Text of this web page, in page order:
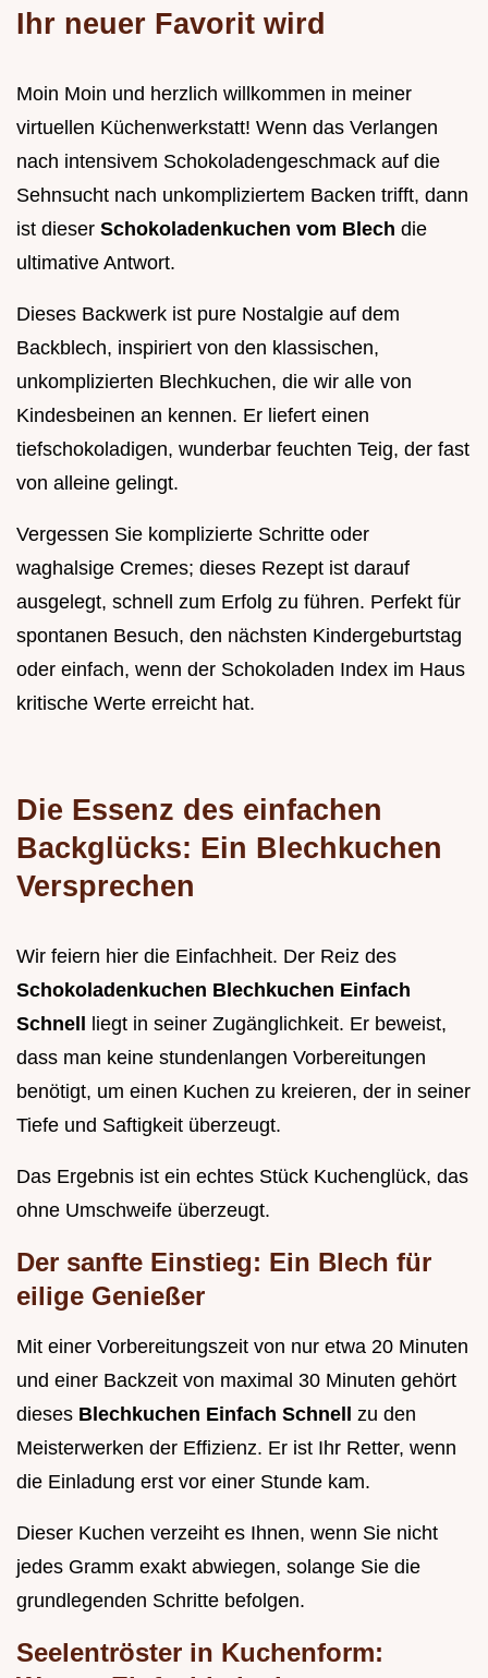
Ihr neuer Favorit wird
Moin Moin und herzlich willkommen in meiner
virtuellen Küchenwerkstatt! Wenn das Verlangen
nach intensivem Schokoladengeschmack auf die
Sehnsucht nach unkompliziertem Backen trifft, dann
ist dieser Schokoladenkuchen vom Blech die
ultimative Antwort.
Dieses Backwerk ist pure Nostalgie auf dem
Backblech, inspiriert von den klassischen,
unkomplizierten Blechkuchen, die wir alle von
Kindesbeinen an kennen. Er liefert einen
tiefschokoladigen, wunderbar feuchten Teig, der fast
von alleine gelingt.
Vergessen Sie komplizierte Schritte oder
waghalsige Cremes; dieses Rezept ist darauf
ausgelegt, schnell zum Erfolg zu führen. Perfekt für
spontanen Besuch, den nächsten Kindergeburtstag
oder einfach, wenn der Schokoladen Index im Haus
kritische Werte erreicht hat.
Die Essenz des einfachen
Backglücks: Ein Blechkuchen
Versprechen
Wir feiern hier die Einfachheit. Der Reiz des
Schokoladenkuchen Blechkuchen Einfach
Schnell
liegt in seiner Zugänglichkeit. Er beweist,
dass man keine stundenlangen Vorbereitungen
benötigt, um einen Kuchen zu kreieren, der in seiner
Tiefe und Saftigkeit überzeugt.
Das Ergebnis ist ein echtes Stück Kuchenglück, das
ohne Umschweife überzeugt.
Der sanfte Einstieg: Ein Blech für
eilige Genießer
Mit einer Vorbereitungszeit von nur etwa 20 Minuten
und einer Backzeit von maximal 30 Minuten gehört
dieses Blechkuchen Einfach Schnell zu den
Meisterwerken der Effizienz. Er ist Ihr Retter, wenn
die Einladung erst vor einer Stunde kam.
Dieser Kuchen verzeiht es Ihnen, wenn Sie nicht
jedes Gramm exakt abwiegen, solange Sie die
grundlegenden Schritte befolgen.
Seelentröster in Kuchenform: